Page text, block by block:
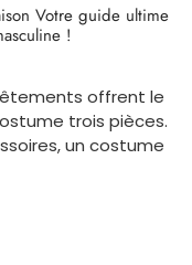
Votre guide ultime
!
offrent le
trois pièces.
un costume